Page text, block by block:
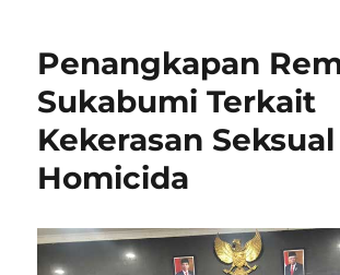
Penangkapan
Sukabumi Terkait
Kekerasan
Homicida